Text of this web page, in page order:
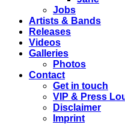
Jobs
Artists & Bands
Releases
Videos
Galleries
Photos
Contact
Get in touch
VIP & Press
Disclaimer
Imprint